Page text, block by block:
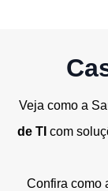
Veja como a
de TI com
Confira como